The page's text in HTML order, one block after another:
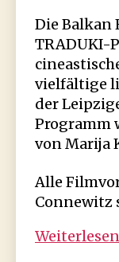
Die Balkan
TRADUKI-
vielfältige
der
Programm
von Marija
Alle
Connewitz
Weiterlesen